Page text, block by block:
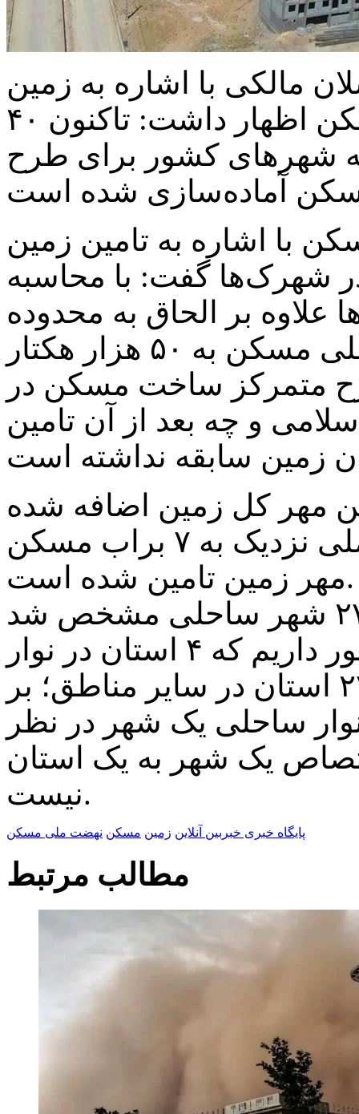
مالکی با اشاره به زمین
تامین‌شده برای نهضت ملی مسکن اظهار داشت: تاکنون ۴۰
شهرهای کشور برای طرح
با اشاره به تامین زمین
مسکن در شهرک‌ها گفت: با محاسبه
بر الحاق به محدوده
شهرها زمین تامینی نهضت ملی مسکن به ۵۰ هزار هکتار
متمرکز ساخت مسکن در
و چه بعد از آن تامین
مهر کل زمین اضافه شده
۸ هزار هکتار بود، اما در نهضت ملی نزدیک به ۷ براب مسکن
مهر زمین تامین شده است.
مالکی گفت: ما ۳۱ استان در کشور داریم که ۴ استان در نوار
ساحلی جنوب کشور است، و ۲۷ استان در سایر مناطق؛ بر
ساحلی یک شهر در نظر
یک شهر به یک استان
نیست.
پایگاه خبری خبربین آنلاین زمین مسکن نهضت ملی مسکن
مطالب مرتبط